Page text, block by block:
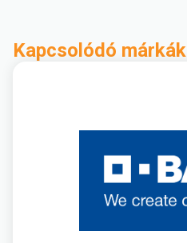
Kapcsolódó márkák